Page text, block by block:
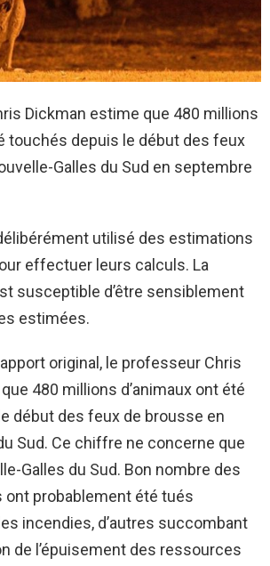
Dickman estime que 480 millions
touchés depuis le début des feux
Galles du Sud en septembre
utilisé des estimations
effectuer leurs calculs. La
susceptible d’être sensiblement
estimées.
original, le professeur Chris
480 millions d’animaux ont été
début des feux de brousse en
Sud. Ce chiffre ne concerne que
Galles du Sud. Bon nombre des
ont probablement été tués
incendies, d’autres succombant
de l’épuisement des ressources